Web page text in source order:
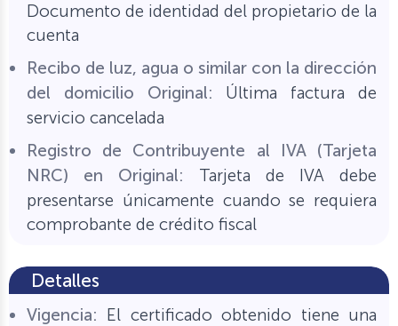
Documento de identidad del propietario de la
cuenta
Recibo de luz, agua o similar con la dirección
del domicilio Original: Última factura de
servicio cancelada
Registro de Contribuyente al IVA (Tarjeta
NRC) en Original: Tarjeta de IVA debe
presentarse únicamente cuando se requiera
comprobante de crédito fiscal
Detalles
Vigencia: El certificado obtenido tiene una